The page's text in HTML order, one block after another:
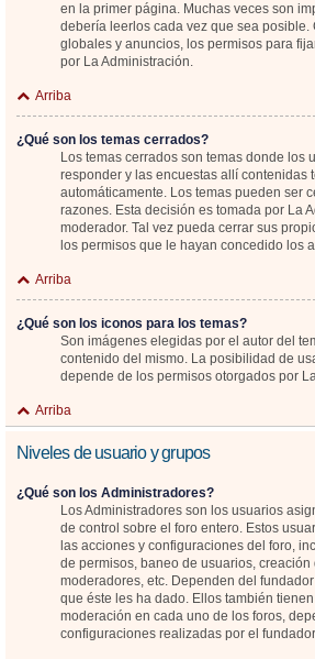
en la primer página. Muchas veces son
debería leerlos cada vez que sea posible.
globales y anuncios, los permisos para
por La Administración.
Arriba
¿Qué son los temas cerrados?
Los temas cerrados son temas donde los
responder y las encuestas allí contenidas
automáticamente. Los temas pueden ser
razones. Esta decisión es tomada por La
moderador. Tal vez pueda cerrar sus
los permisos que le hayan concedido los
Arriba
¿Qué son los iconos para los temas?
Son imágenes elegidas por el autor del
contenido del mismo. La posibilidad de
depende de los permisos otorgados por
Arriba
Niveles de usuario y grupos
¿Qué son los Administradores?
Los Administradores son los usuarios
de control sobre el foro entero. Estos
las acciones y configuraciones del foro,
de permisos, baneo de usuarios,
moderadores, etc. Dependen del
que éste les ha dado. Ellos también
moderación en cada uno de los foros,
configuraciones realizadas por el